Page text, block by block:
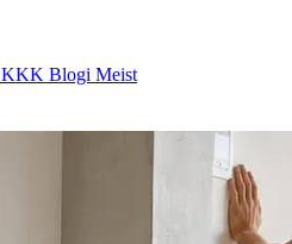
KKK Blogi Meist